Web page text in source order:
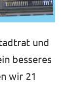
und
besseres
wir 21